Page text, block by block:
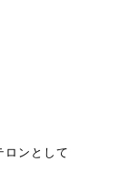
ロンとして